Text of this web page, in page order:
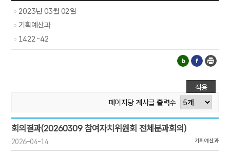
2023년 03월 02일
기획예산과
1422-42
페이지당 게시글 출력수
적용
[위원회 활동자료:13/1]번호,제목,첨부,작성일,작성자,조회
회의결과(20260309 참여자치위원회 전체분과회의)
2026-04-14 기획예산과